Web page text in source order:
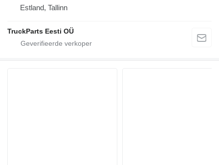
Estland, Tallinn
TruckParts Eesti OÜ